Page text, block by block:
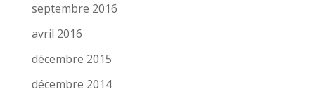
septembre 2016
avril 2016
décembre 2015
décembre 2014